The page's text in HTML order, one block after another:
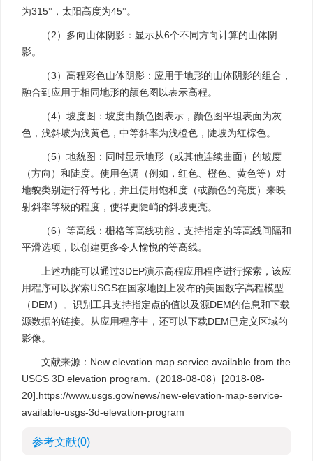
为315°，太阳高度为45°。
（2）多向山体阴影：显示从6个不同方向计算的山体阴
影。
（3）高程彩色山体阴影：应用于地形的山体阴影的组合，
融合到应用于相同地形的颜色图以表示高程。
（4）坡度图：坡度由颜色图表示，颜色图平坦表面为灰
色，浅斜坡为浅黄色，中等斜率为浅橙色，陡坡为红棕色。
（5）地貌图：同时显示地形（或其他连续曲面）的坡度
（方向）和陡度。使用色调（例如，红色、橙色、黄色等）对
地貌类别进行符号化，并且使用饱和度（或颜色的亮度）来映
射斜率等级的程度，使得更陡峭的斜坡更亮。
（6）等高线：栅格等高线功能，支持指定的等高线间隔和
平滑选项，以创建更多令人愉悦的等高线。
上述功能可以通过3DEP演示高程应用程序进行探索，该应
用程序可以探索USGS在国家地图上发布的美国数字高程模型
（DEM）。识别工具支持指定点的值以及源DEM的信息和下载
源数据的链接。从应用程序中，还可以下载DEM已定义区域的
影像。
文献来源：New elevation map service available from the
USGS 3D elevation program.（2018-08-08）[2018-08-
20].https://www.usgs.gov/news/new-elevation-map-service-
available-usgs-3d-elevation-program
参考文献(0)